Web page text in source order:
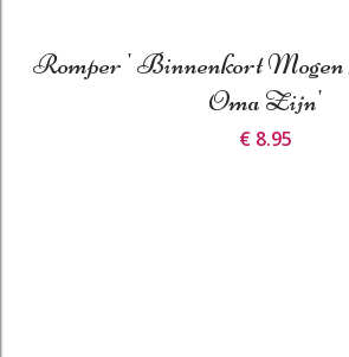
Romper ' Binnenkort
Oma Zijn'
€ 8.95